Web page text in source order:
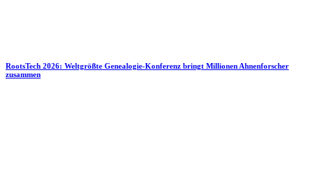
RootsTech 2026: Weltgrößte Genealogie-Konferenz bringt Millionen Ahnenforscher
zusammen